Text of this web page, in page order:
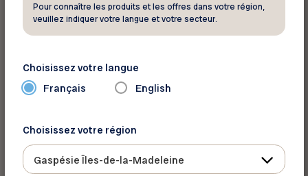
Pour informations
Owly Packs
Pour connaître les produits et les offres dans votre région,
veuillez indiquer votre langue et votre secteur.
Choisissez votre langue
Français English
Choisissez votre région
Gaspésie Îles-de-la-Madeleine